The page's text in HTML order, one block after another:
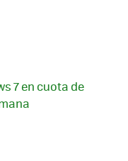
7 en cuota de